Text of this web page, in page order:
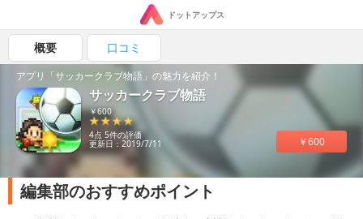
ドットアップス
概要 口コミ
アプリ「サッカークラブ物語」の魅力を紹介！
サッカークラブ物語
￥600
4点 5件の評価
更新日：2019/7/11 ￥600
編集部のおすすめポイント